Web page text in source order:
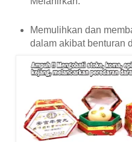
Memulihkan dan
dalam akibat benturan